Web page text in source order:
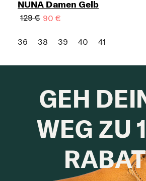
NUNA Damen Gelb
129 € 90 €
36 38 39 40 41
GEH
WEG ZU